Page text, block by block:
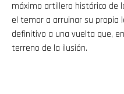
máximo artillero histórico de
el temor a arruinar su propia
definitivo a una vuelta que,
terreno de la ilusión.